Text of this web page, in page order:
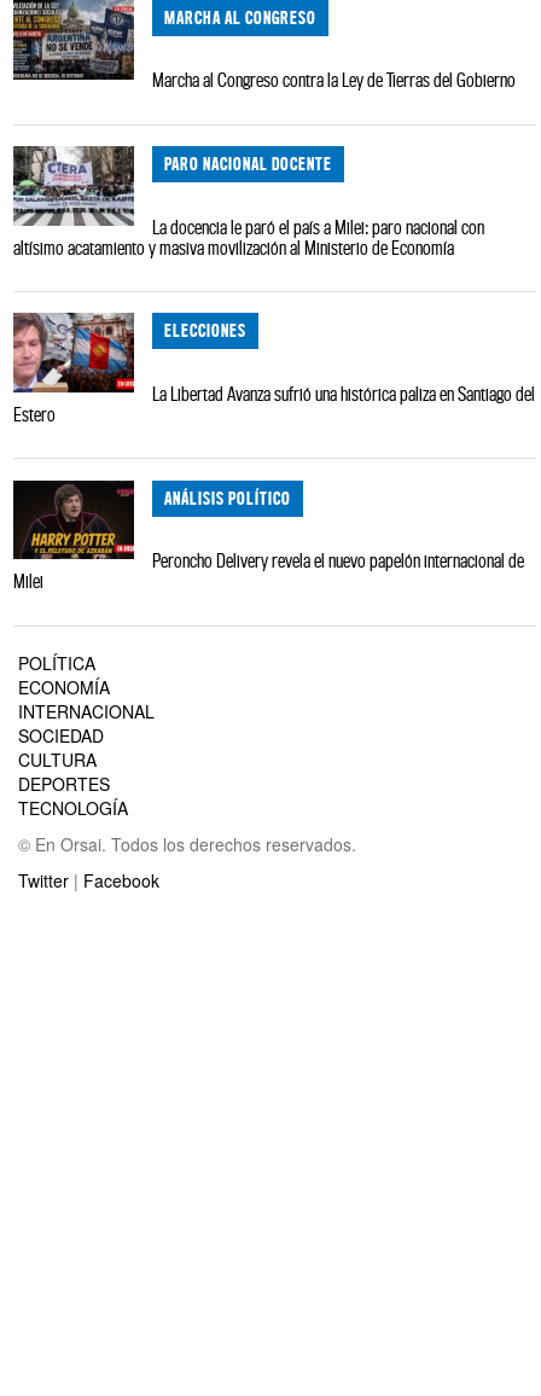
MARCHA AL CONGRESO
Marcha al Congreso contra la Ley de Tierras del Gobierno
PARO NACIONAL DOCENTE
La docencia le paró el país a Milei: paro nacional con
altísimo acatamiento y masiva movilización al Ministerio de Economía
ELECCIONES
La Libertad Avanza sufrió una histórica paliza en Santiago del
Estero
ANÁLISIS POLÍTICO
Peroncho Delivery revela el nuevo papelón internacional de
Milei
POLÍTICA
ECONOMÍA
INTERNACIONAL
SOCIEDAD
CULTURA
DEPORTES
TECNOLOGÍA
© En Orsai. Todos los derechos reservados.
Twitter | Facebook